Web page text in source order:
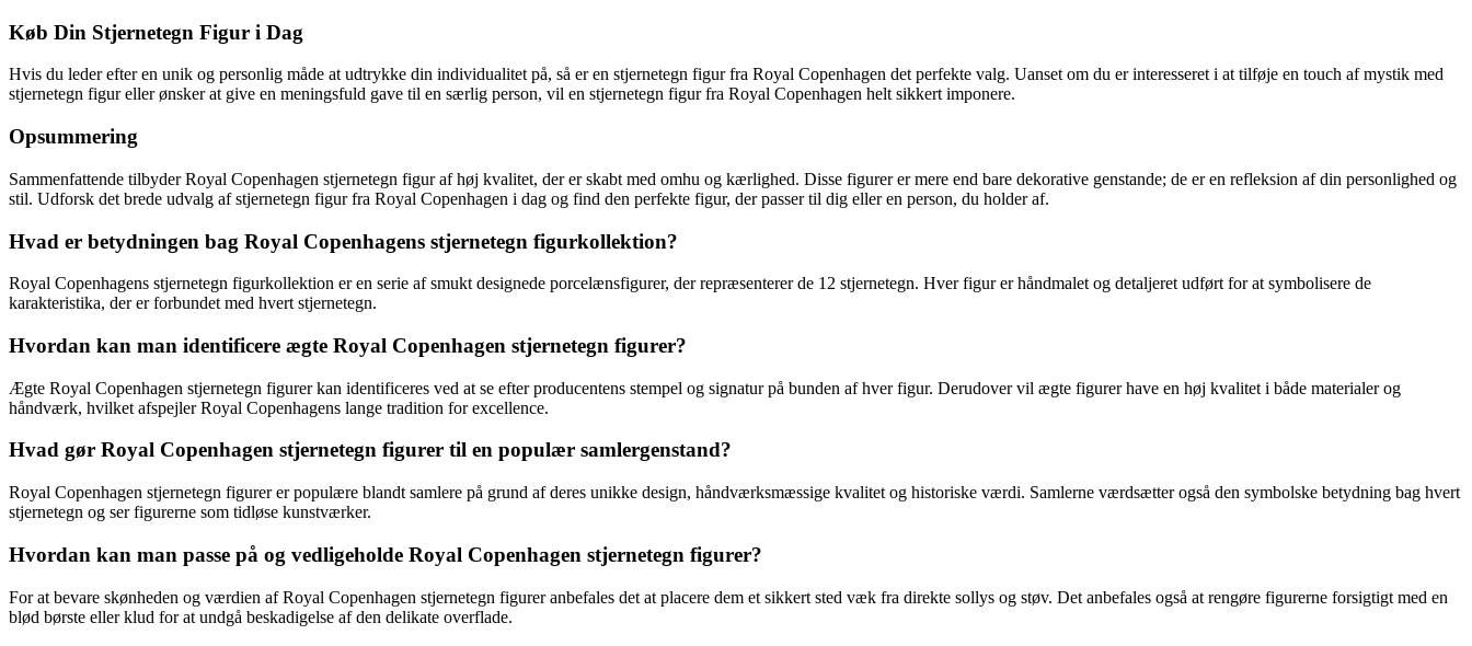
Køb Din Stjernetegn Figur i Dag
Hvis du leder efter en unik og personlig måde at udtrykke din individualitet på, så er en stjernetegn figur fra Royal Copenhagen det perfekte valg. Uanset om du er interesseret i at tilføje en touch af mystik med
stjernetegn figur eller ønsker at give en meningsfuld gave til en særlig person, vil en stjernetegn figur fra Royal Copenhagen helt sikkert imponere.
Opsummering
Sammenfattende tilbyder Royal Copenhagen stjernetegn figur af høj kvalitet, der er skabt med omhu og kærlighed. Disse figurer er mere end bare dekorative genstande; de er en refleksion af din personlighed og
stil. Udforsk det brede udvalg af stjernetegn figur fra Royal Copenhagen i dag og find den perfekte figur, der passer til dig eller en person, du holder af.
Hvad er betydningen bag Royal Copenhagens stjernetegn figurkollektion?
Royal Copenhagens stjernetegn figurkollektion er en serie af smukt designede porcelænsfigurer, der repræsenterer de 12 stjernetegn. Hver figur er håndmalet og detaljeret udført for at symbolisere de
karakteristika, der er forbundet med hvert stjernetegn.
Hvordan kan man identificere ægte Royal Copenhagen stjernetegn figurer?
Ægte Royal Copenhagen stjernetegn figurer kan identificeres ved at se efter producentens stempel og signatur på bunden af hver figur. Derudover vil ægte figurer have en høj kvalitet i både materialer og
håndværk, hvilket afspejler Royal Copenhagens lange tradition for excellence.
Hvad gør Royal Copenhagen stjernetegn figurer til en populær samlergenstand?
Royal Copenhagen stjernetegn figurer er populære blandt samlere på grund af deres unikke design, håndværksmæssige kvalitet og historiske værdi. Samlerne værdsætter også den symbolske betydning bag hvert
stjernetegn og ser figurerne som tidløse kunstværker.
Hvordan kan man passe på og vedligeholde Royal Copenhagen stjernetegn figurer?
For at bevare skønheden og værdien af Royal Copenhagen stjernetegn figurer anbefales det at placere dem et sikkert sted væk fra direkte sollys og støv. Det anbefales også at rengøre figurerne forsigtigt med en
blød børste eller klud for at undgå beskadigelse af den delikate overflade.